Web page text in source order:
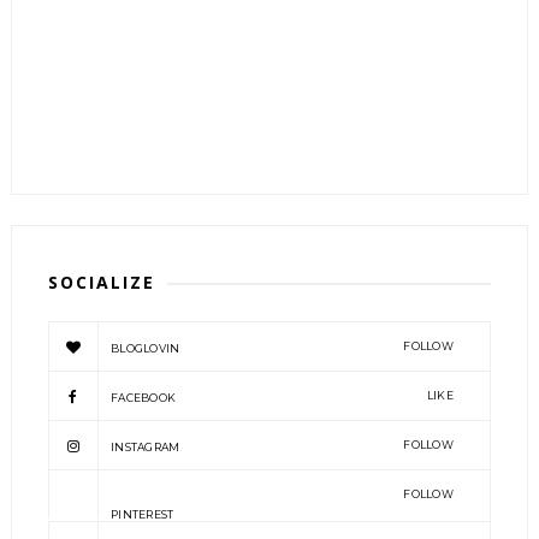
SOCIALIZE
BLOGLOVIN FOLLOW
FACEBOOK LIKE
INSTAGRAM FOLLOW
PINTEREST
FOLLOW